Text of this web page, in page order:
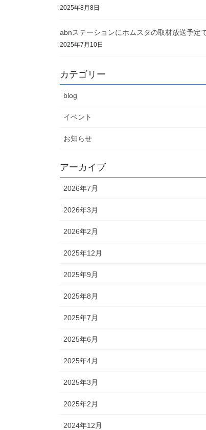
2025年8月8日
abnステーションにホムスタの取材放送予定で
2025年7月10日
カテゴリー
blog
イベント
お知らせ
アーカイブ
2026年7月
2026年3月
2026年2月
2025年12月
2025年9月
2025年8月
2025年7月
2025年6月
2025年4月
2025年3月
2025年2月
2024年12月